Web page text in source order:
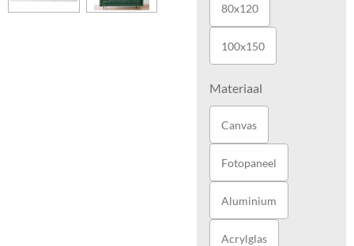
80x120
100x150
Materiaal
Canvas
Fotopaneel
Aluminium
Acrylglas